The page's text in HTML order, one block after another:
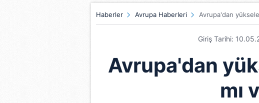
Haberler Avrupa Haberleri Avrupa'dan
Giriş Tarihi:
Avrupa'dan
mı